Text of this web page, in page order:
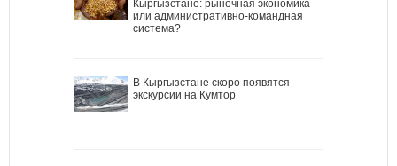
Кыргызстане: рыночная экономика
или административно-командная
система?
В Кыргызстане скоро появятся
экскурсии на Кумтор